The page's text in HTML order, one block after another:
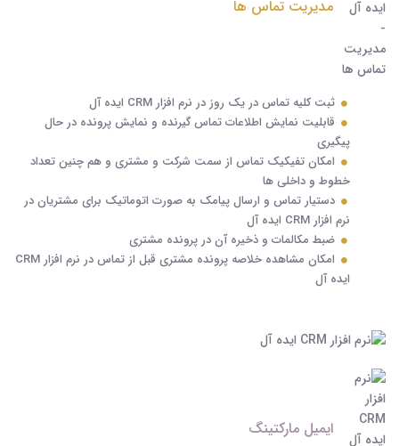
مدیریت تماس ها
ثبت کلیه تماس در یک روز در نرم افزار CRM ایده آل
قابلیت نمایش اطلاعات تماس گیرنده و نمایش پرونده در حال
پیگیری
امکان تفیکیک تماس از سمت شرکت و مشتری و هم چنین تعداد
خطوط و داخلی ها
دستیار تماس و ارسال پیامک به صورت اتوماتیک برای مشتریان در
نرم افزار CRM ایده آل
ضبط مکالمات و ذخیره آن در پرونده مشتری
امکان مشاهده خلاصه پرونده مشتری قبل از تماس در نرم افزار CRM
ایده آل
ایمیل مارکتینگ